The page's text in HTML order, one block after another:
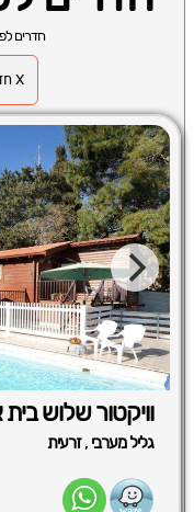
חדרים
X חדרים לפי שעה בזרעית
וויקטור שלוש בית
גליל מערבי ,זרעית